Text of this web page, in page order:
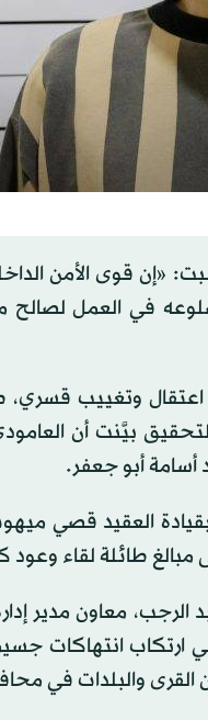
«إن قوى الأمن
في العمل لصالح
وتغييب قسري،
بيَّنت أن
أبو جعفر.
بقيادة العقيد قصي
طائلة لقاء وعود
معاون مدير إدارة
ارتكاب انتهاكات
القرى والبلدات في